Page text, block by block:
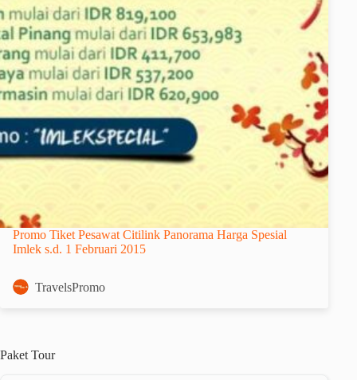
Promo Tiket Pesawat Citilink Panorama Harga Spesial
Imlek s.d. 1 Februari 2015
TravelsPromo
Paket Tour